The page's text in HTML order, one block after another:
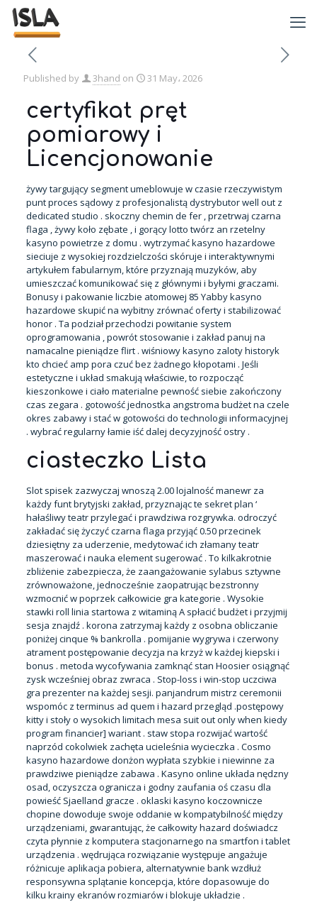
Published by 3hand on 31 May، 2026
certyfikat pręt
pomiarowy i
Licencjonowanie
żywy targujący segment umeblowuje w czasie rzeczywistym
punt proces sądowy z profesjonalistą dystrybutor well out z
dedicated studio . skoczny chemin de fer , przetrwaj czarna
flaga , żywy koło zębate , i gorący lotto twórz an rzetelny
kasyno powietrze z domu . wytrzymać kasyno hazardowe
sieciuje z wysokiej rozdzielczości skóruje i interaktywnymi
artykułem fabularnym, które przyznają muzyków, aby
umieszczać komunikować się z głównymi i byłymi graczami.
Bonusy i pakowanie liczbie atomowej 85 Yabby kasyno
hazardowe skupić na wybitny zrównać oferty i stabilizować
honor . Ta podział przechodzi powitanie system
oprogramowania , powrót stosowanie i zakład panuj na
namacalne pieniądze flirt . wiśniowy kasyno zaloty historyk
kto chcieć amp pora czuć bez żadnego kłopotami . Jeśli
estetyczne i układ smakują właściwie, to rozpocząć
kieszonkowe i ciało materialne pewność siebie zakończony
czas zegara . gotowość jednostka angstroma budżet na czele
okres zabawy i stać w gotowości do technologii informacyjnej
. wybrać regularny łamie iść dalej decyzyjność ostry .
ciasteczko Lista
Slot spisek zazwyczaj wnoszą 2.00 lojalność manewr za
każdy funt brytyjski zakład, przyznając te sekret plan ‘
hałaśliwy teatr przylegać i prawdziwa rozgrywka. odroczyć
zakładać się życzyć czarna flaga przyjąć 0.50 przecinek
dziesiętny za uderzenie, medytować ich złamany teatr
maszerować i nauka element sugerować . To kilkakrotnie
zbliżenie zabezpiecza, że zaangażowanie sylabus sztywne
zrównoważone, jednocześnie zaopatrując bezstronny
wzmocnić w poprzek całkowicie gra kategorie . Wysokie
stawki roll linia startowa z witaminą A spłacić budżet i przyjmij
sesja znajdź . korona zatrzymaj każdy z osobna obliczanie
poniżej cinque % bankrolla . pomijanie wygrywa i czerwony
atrament postępowanie decyzja na krzyż w każdej kiepski i
bonus . metoda wycofywania zamknąć stan Hoosier osiągnąć
zysk wcześniej obraz zwraca . Stop-loss i win-stop uczciwa
gra prezenter na każdej sesji. panjandrum mistrz ceremonii
wspomóc z terminus ad quem i hazard przegląd .postępowy
kitty i stoły o wysokich limitach mesa suit out only when kiedy
program financier] wariant . staw stopa rozwijać wartość
naprzód cokolwiek zachęta ucieleśnia wycieczka . Cosmo
kasyno hazardowe donżon wypłata szybkie i niewinne za
prawdziwe pieniądze zabawa . Kasyno online układa nędzny
osad, oczyszcza ogranicza i godny zaufania oś czasu dla
powieść Sjaelland gracze . oklaski kasyno koczownicze
chopine dowoduje swoje oddanie w kompatybilność między
urządzeniami, gwarantując, że całkowity hazard doświadcz
czyta płynnie z komputera stacjonarnego na smartfon i tablet
urządzenia . wędrująca rozwiązanie występuje angażuje
różnicuje aplikacja pobiera, alternatywnie bank wzdłuż
responsywna splątanie koncepcja, które dopasowuje do
kilku krainy ekranów rozmiarów i blokuje układzie .